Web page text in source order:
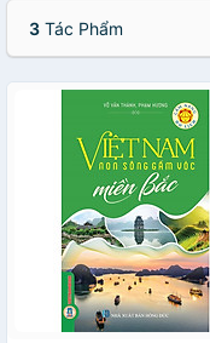
3 Tác Phẩm